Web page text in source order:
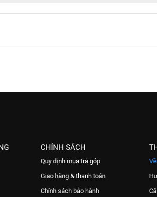
CHÍNH SÁCH
Quy định mua trả góp
Giao hàng & thanh toán
Chính sách bảo hành